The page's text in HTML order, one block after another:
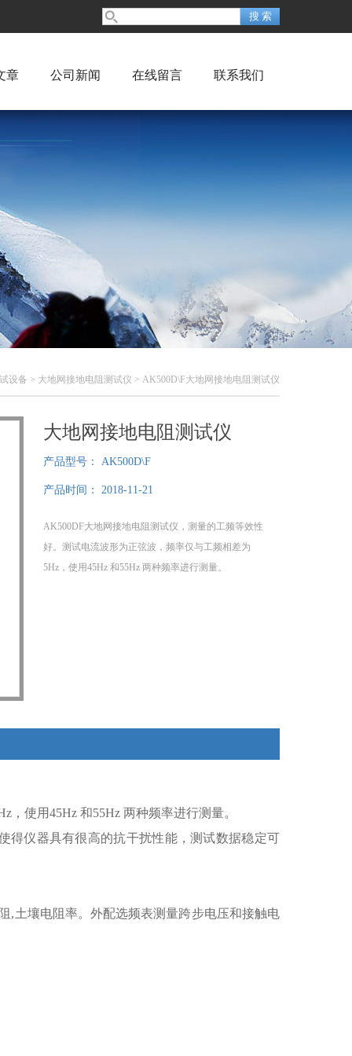
章 公司新闻 在线留言 联系我们
设备 > 大地网接地电阻测试仪 > AK500D\F大地网接地电阻测试仪
大地网接地电阻测试仪
产品型号： AK500D\F
产品时间： 2018-11-21
AK500DF大地网接地电阻测试仪，测量的工频等效性
好。测试电流波形为正弦波，频率仅与工频相差为
5Hz，使用45Hz 和55Hz 两种频率进行测量。
使用45Hz 和55Hz 两种频率进行测量。
得仪器具有很高的抗干扰性能，测试数据稳定可
,土壤电阻率。外配选频表测量跨步电压和接触电